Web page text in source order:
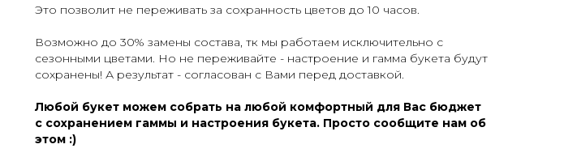
Это позволит не переживать за сохранность цветов до 10 часов.
Возможно до 30% замены состава, тк мы работаем исключительно с
сезонными цветами. Но не переживайте - настроение и гамма букета будут
сохранены! А результат - согласован с Вами перед доставкой.
Любой букет можем собрать на любой комфортный для Вас бюджет
с сохранением гаммы и настроения букета. Просто сообщите нам об
этом :)